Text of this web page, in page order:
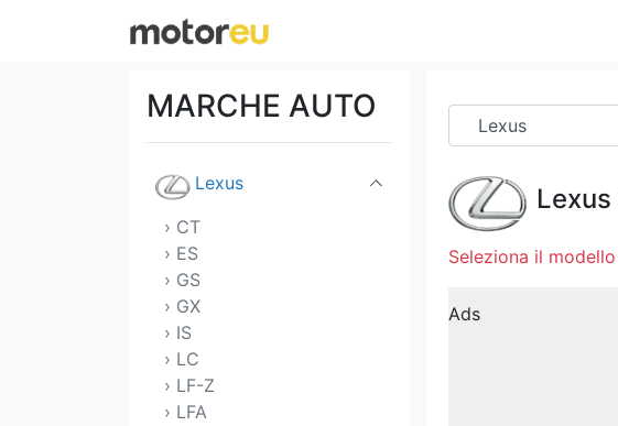
MARCHE AUTO
Lamborghini
Lexus
› CT
› ES
› GS
› GX
› IS
› LC
› LF-Z
› LFA
Lexus
Seleziona il modello
Ads